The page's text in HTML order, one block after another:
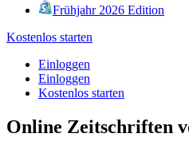
Frühjahr 2026 Edition
Kostenlos starten
Einloggen
Einloggen
Kostenlos starten
Online Zeitschriften